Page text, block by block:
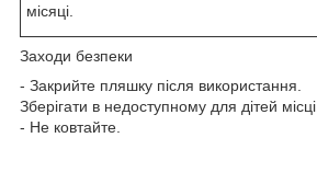
місяці.
Заходи безпеки
- Закрийте пляшку після використання.
Зберігати в недоступному для дітей місці.
- Не ковтайте.